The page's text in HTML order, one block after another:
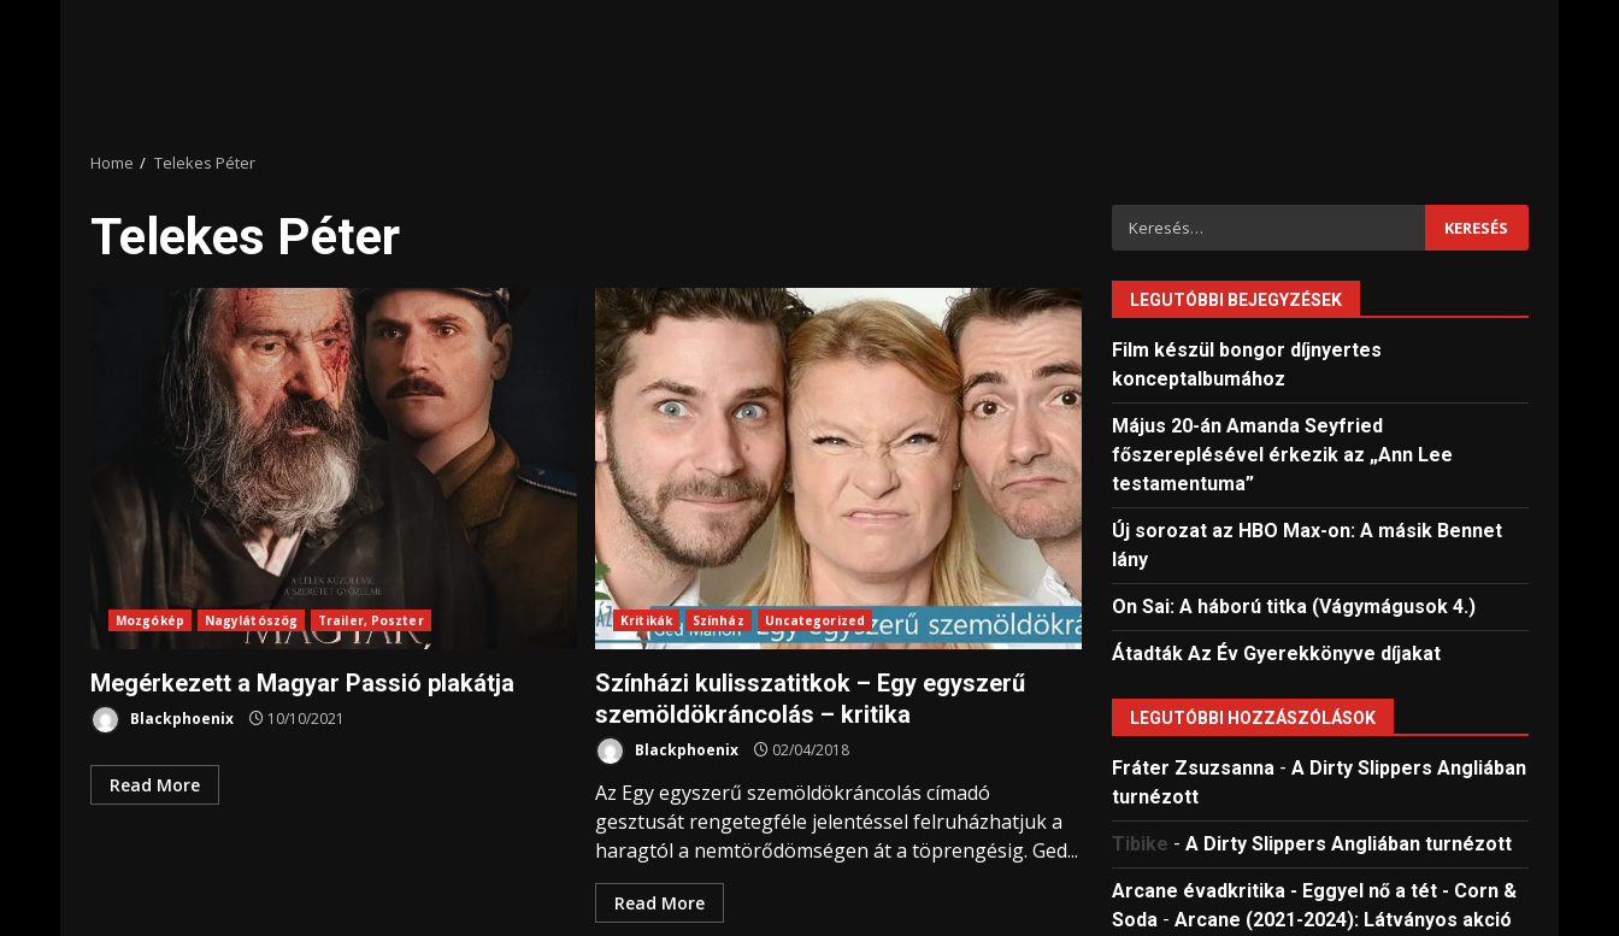
Home Telekes Péter
Telekes Péter
Mozgókép Nagylátószög Trailer, Poszter
Megérkezett a Magyar Passió plakátja
Blackphoenix 10/10/2021
Read More
Kritikák Színház Uncategorized
Színházi kulisszatitkok – Egy egyszerű
szemöldökráncolás – kritika
Blackphoenix 02/04/2018
Az Egy egyszerű szemöldökráncolás címadó
gesztusát rengetegféle jelentéssel felruházhatjuk a
haragtól a nemtörődömségen át a töprengésig. Ged...
Read More
Keresés:
LEGUTÓBBI BEJEGYZÉSEK
Film készül bongor díjnyertes
konceptalbumához
Május 20-án Amanda Seyfried
főszereplésével érkezik az „Ann Lee
testamentuma”
Új sorozat az HBO Max-on: A másik Bennet
lány
On Sai: A ​háború titka (Vágymágusok 4.)
Átadták Az Év Gyerekkönyve díjakat
LEGUTÓBBI HOZZÁSZÓLÁSOK
Fráter Zsuzsanna -A Dirty Slippers Angliában
turnézott
Tibike -A Dirty Slippers Angliában turnézott
Arcane évadkritika - Eggyel nő a tét - Corn &
Soda -Arcane (2021-2024): Látványos akció